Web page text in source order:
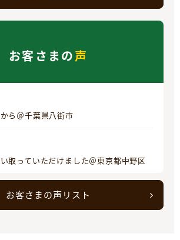
お客さまの声
ら＠千葉県八街市
取っていただけました＠東京都中野区
お客さまの声リスト